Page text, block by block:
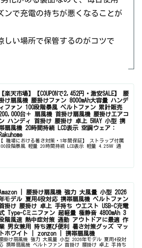
ンで充電の持ちが悪くなることが
しい場所で保管するのがコツで
【楽天市場】【COUPONで2,452円・激安SALE】 腰
け扇風機 腰掛けファン 8000mAh大容量 ハンデ
ィファン 100段階暴風 ベルトファン 累計販売
台＋ 扇風機 首掛け扇風機 腰掛けエアコ
ハンディ 首掛け 腰掛け 卓上 5WAY 小型 携
扇風機 20時間持続 LCD表示 空調ウェア：
Rakuhome
【 職場における暑さ対策・1年間保証】 ストラップ付属
段階暴風 軽量 20時間持続 LCD表示 軽量 4.25Ｗ 通
ス 建設労働 旅行。【COUPONで2,452円・激安S...
| 腰掛け扇風機 強力 大風量 小型 2026
モデル 夏用4役対応 携帯扇風機 ベルトファン
掛け 腰掛け 卓上 手持ち ウエスト USB-C充電
Type-Cミニファン 超軽量 極静音 4800mAh 3
階風速 熱中症対策 通勤 アウトドアに最適 作
男女兼用 持ち運び便利 暑さ対策グッズ マッ
トホワイト | zonzon | 携帯扇風機
掛け扇風機 強力 大風量 小型 2026年モデル 夏用4役対
携帯扇風機 ベルトファン 首掛け 腰掛け 卓上 手持ち